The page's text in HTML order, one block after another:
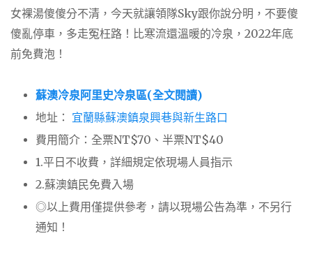
女裸湯傻傻分不清，今天就讓領隊Sky跟你說分明，不要傻
傻亂停車，多走冤枉路！比寒流還溫暖的冷泉，2022年底
前免費泡！
蘇澳冷泉阿里史冷泉區(全文閱讀)
地址： 宜蘭縣蘇澳鎮泉興巷與新生路口
費用簡介：全票NT$70、半票NT$40
1.平日不收費，詳細規定依現場人員指示
2.蘇澳鎮民免費入場
◎以上費用僅提供參考，請以現場公告為準，不另行
通知！